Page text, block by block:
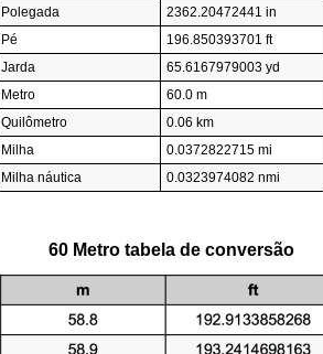
Polegada
2362.20472441 in
Pé
196.850393701 ft
Jarda
65.6167979003 yd
Metro
60.0 m
Quilômetro
0.06 km
Milha
0.0372822715 mi
Milha náutica
0.0323974082 nmi
60 Metro tabela de conversão